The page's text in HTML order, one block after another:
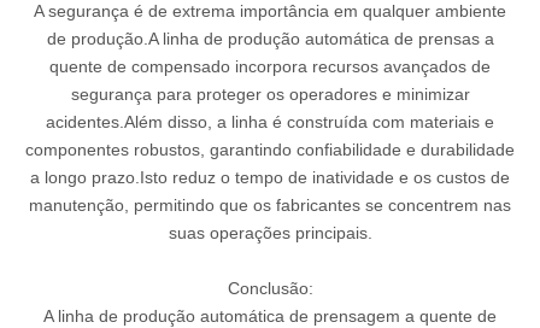
A segurança é de extrema importância em qualquer ambiente
de produção.A linha de produção automática de prensas a
quente de compensado incorpora recursos avançados de
segurança para proteger os operadores e minimizar
acidentes.Além disso, a linha é construída com materiais e
componentes robustos, garantindo confiabilidade e durabilidade
a longo prazo.Isto reduz o tempo de inatividade e os custos de
manutenção, permitindo que os fabricantes se concentrem nas
suas operações principais.
Conclusão:
A linha de produção automática de prensagem a quente de